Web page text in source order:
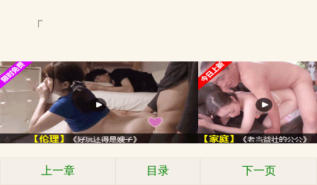
「
上一章 目录 下一页